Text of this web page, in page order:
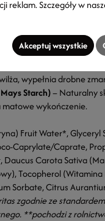
Fruit Water)–
dodając jej świetlistości.
i Macerat z Marchwi BIO
i działają silnie
(Hydrolayzed Sodium
wypełnia drobne
Starch)– Naturalny
matowe wykończenie.
Fruit Water*, Glyceryl
Caprylate/Caprate,
Carota Sativa
Tocopherol
Sorbate, Citrus
zgodnie ze
**pochodzi z
reklam. Szczegóły w
Akceptuj wszystkie